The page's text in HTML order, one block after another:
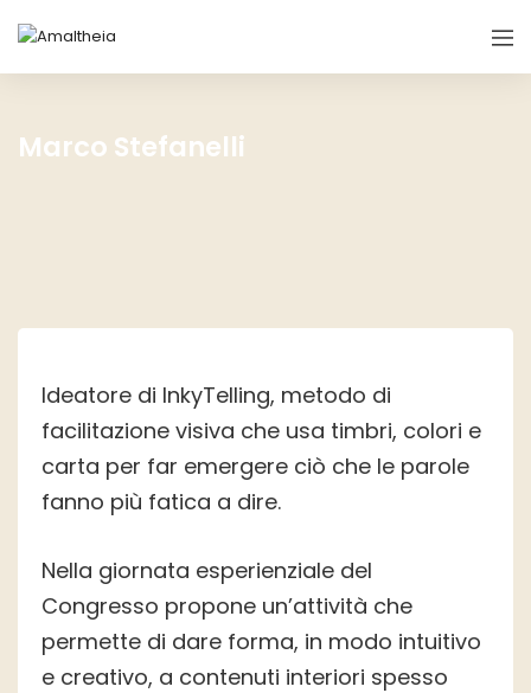
Marco Stefanelli
Ideatore di InkyTelling, metodo di
facilitazione visiva che usa timbri, colori e
carta per far emergere ciò che le parole
fanno più fatica a dire.
Nella giornata esperienziale del
Congresso propone un’attività che
permette di dare forma, in modo intuitivo
e creativo, a contenuti interiori spesso